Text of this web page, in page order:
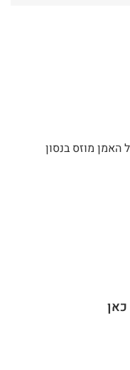
מוזס בנסון
כאן